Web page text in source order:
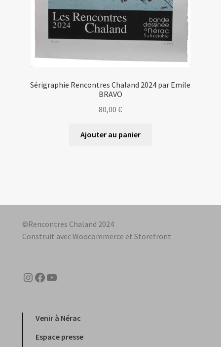
Sérigraphie Rencontres Chaland 2024 par Emile
BRAVO
80,00€
Ajouter au panier
©Rencontres Chaland 2024
Construit avec Woocommerce et Storefront
Instagram
Facebook
YouTube
Venir à Nérac
Espace presse